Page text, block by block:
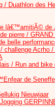
Duathlon des
lâ€™amitiÃ© de
pierre /
belle
challenge Acrho
/ Run and
de Seneffe
Nieuwjaar